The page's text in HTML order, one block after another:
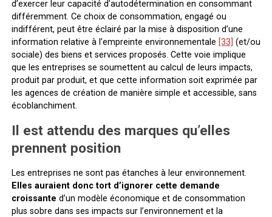
d’exercer leur capacité d’autodétermination en consommant
différemment. Ce choix de consommation, engagé ou
indifférent, peut être éclairé par la mise à disposition d’une
information relative à l’empreinte environnementale [33] (et/ou
sociale) des biens et services proposés. Cette voie implique
que les entreprises se soumettent au calcul de leurs impacts,
produit par produit, et que cette information soit exprimée par
les agences de création de manière simple et accessible, sans
écoblanchiment.
Il est attendu des marques qu’elles
prennent position
Les entreprises ne sont pas étanches à leur environnement.
Elles auraient donc tort d’ignorer cette demande
croissante d’un modèle économique et de consommation
plus sobre dans ses impacts sur l’environnement et la